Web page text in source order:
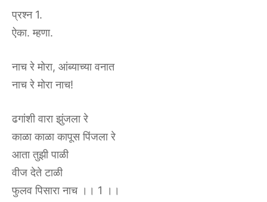
प्रश्न 1.
ऐका. म्हणा.
नाच रे मोरा, आंब्याच्या वनात
नाच रे मोरा नाच!
ढगांशी वारा झुंजला रे
काळा काळा कापूस पिंजला रे
आता तुझी पाळी
वीज देते टाळी
फुलव पिसारा नाच ।। 1 ।।